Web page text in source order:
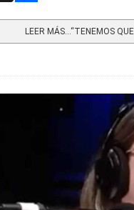
LEER MÁS…“TENEMOS